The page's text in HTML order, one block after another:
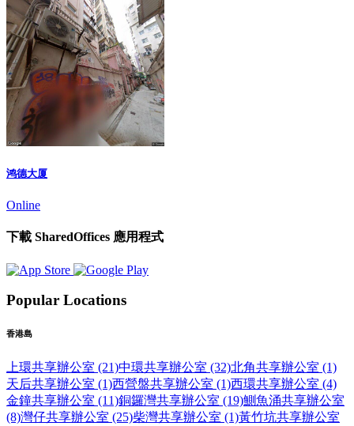
鸿德大厦
Online
下載 SharedOffices 應用程式
Popular Locations
香港島
上環共享辦公室 (21)中環共享辦公室 (32)北角共享辦公室 (1)
天后共享辦公室 (1)西營盤共享辦公室 (1)西環共享辦公室 (4)
金鐘共享辦公室 (11)銅鑼灣共享辦公室 (19)鰂魚涌共享辦公室
(8)灣仔共享辦公室 (25)柴灣共享辦公室 (1)黃竹坑共享辦公室